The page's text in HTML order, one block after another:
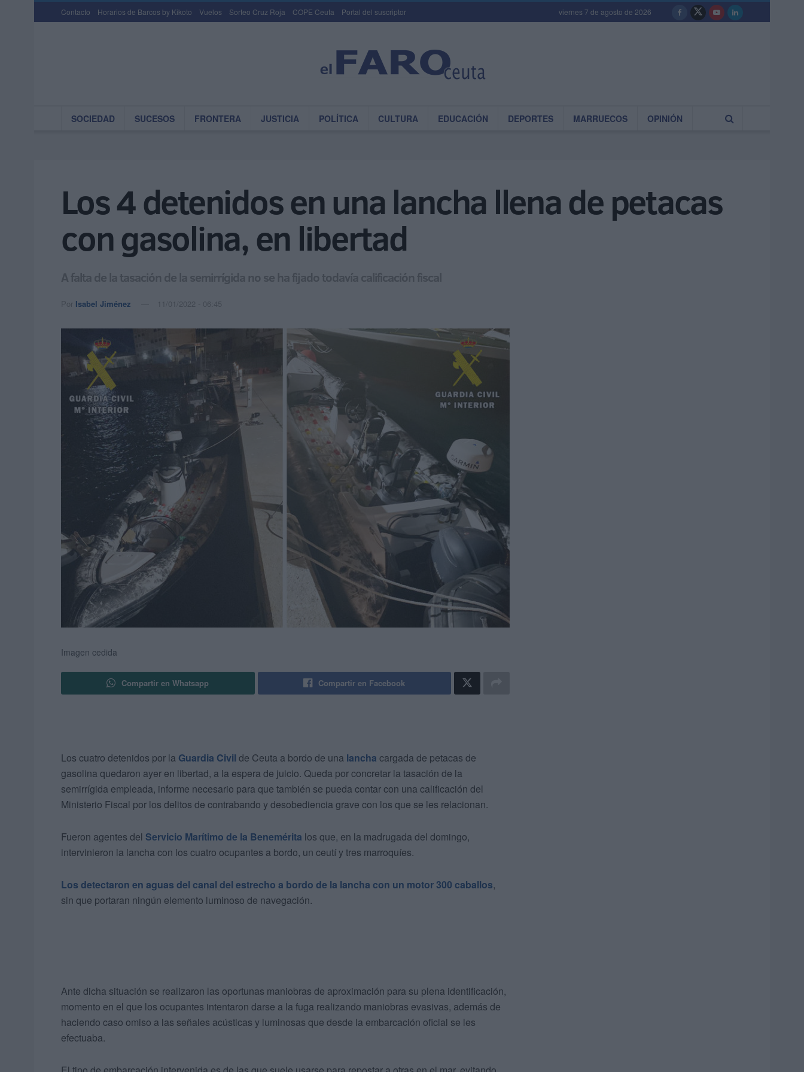
Contacto Horarios de Barcos by Kikoto Vuelos Sorteo Cruz Roja COPE Ceuta Portal del suscriptor viernes 7 de agosto de 2026
SOCIEDAD SUCESOS FRONTERA JUSTICIA POLÍTICA CULTURA EDUCACIÓN DEPORTES MARRUECOS OPINIÓN
Los 4 detenidos en una lancha llena de petacas
con gasolina, en libertad
A falta de la tasación de la semirrígida no se ha fijado todavía calificación fiscal
Por Isabel Jiménez 11/01/2022 - 06:45
Imagen cedida
Compartir en Whatsapp Compartir en Facebook
Los cuatro detenidos por la Guardia Civil de Ceuta a bordo de una lancha cargada de petacas de
gasolina quedaron ayer en libertad, a la espera de juicio. Queda por concretar la tasación de la
semirrígida empleada, informe necesario para que también se pueda contar con una calificación del
Ministerio Fiscal por los delitos de contrabando y desobediencia grave con los que se les relacionan.
Fueron agentes del Servicio Marítimo de la Benemérita los que, en la madrugada del domingo,
intervinieron la lancha con los cuatro ocupantes a bordo, un ceutí y tres marroquíes.
Los detectaron en aguas del canal del estrecho a bordo de la lancha con un motor 300 caballos,
sin que portaran ningún elemento luminoso de navegación.
Ante dicha situación se realizaron las oportunas maniobras de aproximación para su plena identificación,
momento en el que los ocupantes intentaron darse a la fuga realizando maniobras evasivas, además de
haciendo caso omiso a las señales acústicas y luminosas que desde la embarcación oficial se les
efectuaba.